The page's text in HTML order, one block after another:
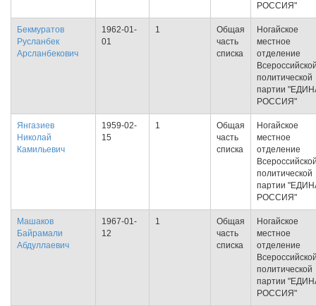
РОССИЯ"
Бекмуратов
Русланбек
Арсланбекович
1962-01-
01
1
Общая
часть
списка
Ногайское
местное
отделение
политической
партии
РОССИЯ"
Янгазиев
Николай
Камильевич
1959-02-
15
1
Общая
часть
списка
Ногайское
местное
отделение
политической
партии
РОССИЯ"
Машаков
Байрамали
Абдуллаевич
1967-01-
12
1
Общая
часть
списка
Ногайское
местное
отделение
политической
партии
РОССИЯ"